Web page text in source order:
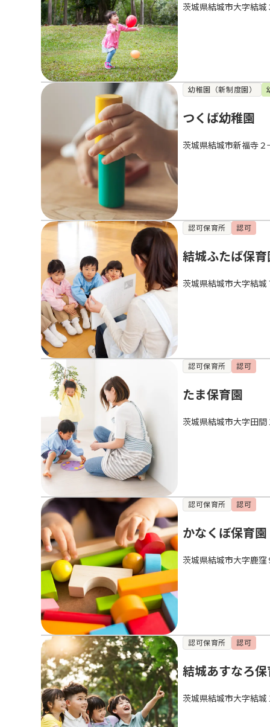
茨城県結城市大字結城
幼稚園（新制度園）
つくば幼稚園
茨城県結城市新福寺２
認可保育所 認可
結城ふたば保
茨城県結城市大字結
認可保育所 認可
たま保育園
茨城県結城市大字田
認可保育所 認可
かなくぼ保育園
茨城県結城市大字鹿窪
認可保育所 認可
結城あすなろ
茨城県結城市大字結